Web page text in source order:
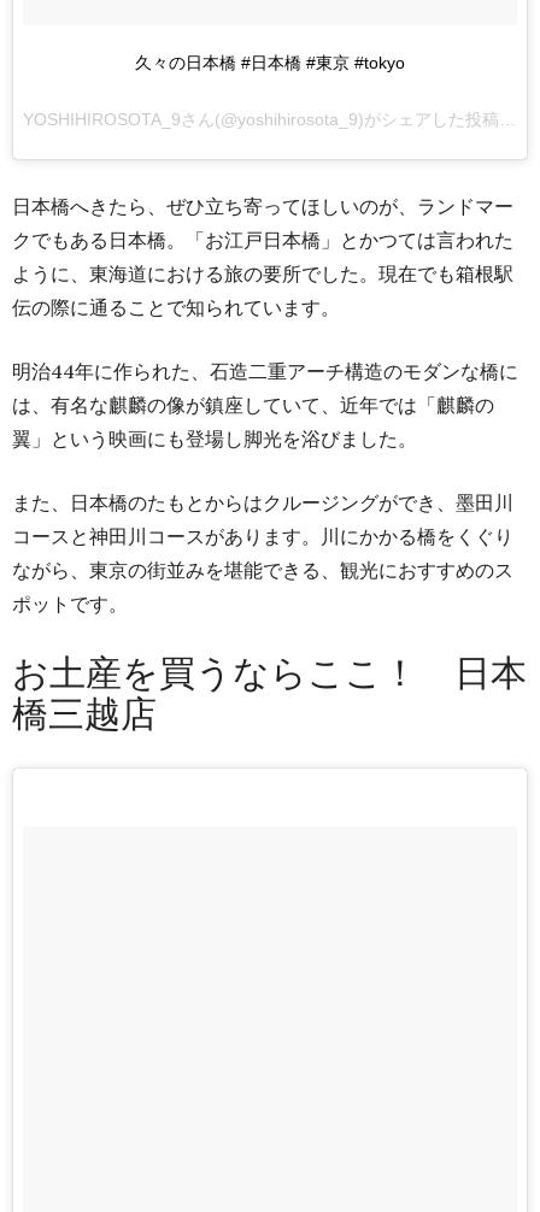
久々の日本橋 #日本橋 #東京 #tokyo
YOSHIHIROSOTA_9さん(@yoshihirosota_9)がシェアした投稿 –
日本橋へきたら、ぜひ立ち寄ってほしいのが、ランドマー
クでもある日本橋。「お江戸日本橋」とかつては言われた
ように、東海道における旅の要所でした。現在でも箱根駅
伝の際に通ることで知られています。
明治44年に作られた、石造二重アーチ構造のモダンな橋に
は、有名な麒麟の像が鎮座していて、近年では「麒麟の
翼」という映画にも登場し脚光を浴びました。
また、日本橋のたもとからはクルージングができ、墨田川
コースと神田川コースがあります。川にかかる橋をくぐり
ながら、東京の街並みを堪能できる、観光におすすめのス
ポットです。
お土産を買うならここ！ 日本
橋三越店